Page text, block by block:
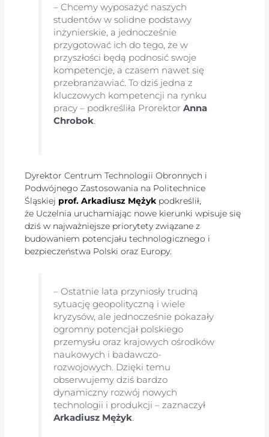
– Chcemy wyposażyć naszych
studentów w solidne podstawy
inżynierskie, a jednocześnie
przygotować ich do tego, że w
przyszłości będą podnosić swoje
kompetencje, a czasem nawet się
przebranżawiać. To dziś jedna z
kluczowych kompetencji na rynku
pracy – podkreśliła ProrektorAnna
Chrobok.
Dyrektor Centrum Technologii Obronnych i
Podwójnego Zastosowania na Politechnice
Śląskiej prof. Arkadiusz Mężyk podkreślił,
że Uczelnia uruchamiając nowe kierunki wpisuje się
dziś w najważniejsze priorytety związane z
budowaniem potencjału technologicznego i
bezpieczeństwa Polski oraz Europy.
– Ostatnie lata przyniosły trudną
sytuację geopolityczną i wiele
kryzysów, ale jednocześnie pokazały
ogromny potencjał polskiego
przemysłu oraz krajowych ośrodków
naukowych i badawczo-
rozwojowych. Dzięki temu
obserwujemy dziś bardzo
dynamiczny rozwój nowych
technologii i produkcji – zaznaczył
Arkadiusz Mężyk